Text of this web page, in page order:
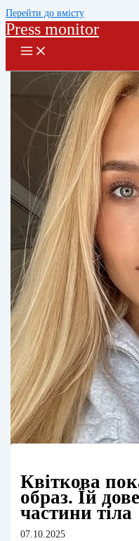
Перейти до вмісту
Press monitor
Квіткова
образ. Їй
частини тіла
07.10.2025